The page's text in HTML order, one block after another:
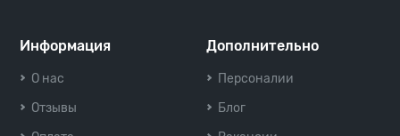
Информация
О нас
Отзывы
Дополнительно
Персоналии
Блог